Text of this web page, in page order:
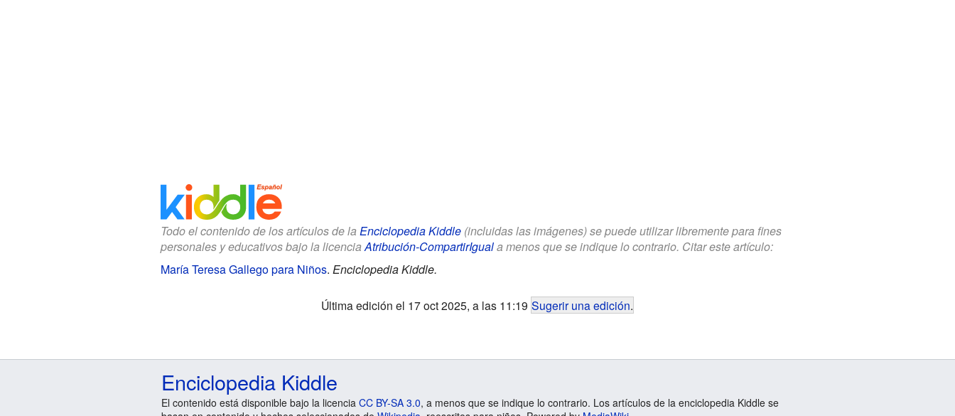
Todo el contenido de los artículos de la Enciclopedia Kiddle(incluidas las imágenes) se puede utilizar libremente para fines
personales y educativos bajo la licenciaAtribución-CompartirIguala menos que se indique lo contrario. Citar este artículo:
María Teresa Gallego para Niños. Enciclopedia Kiddle.
Última edición el 17 oct 2025, a las 11:19 Sugerir una edición.
Enciclopedia Kiddle
El contenido está disponible bajo la licencia CC BY-SA 3.0, a menos que se indique lo contrario. Los artículos de la enciclopedia Kiddle se